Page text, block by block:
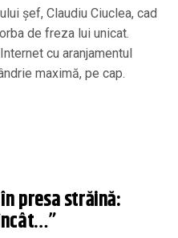
șef, Claudiu Ciuclea, cad
de freza lui unicat.
cu aranjamentul
maximă, pe cap.
presa străină: